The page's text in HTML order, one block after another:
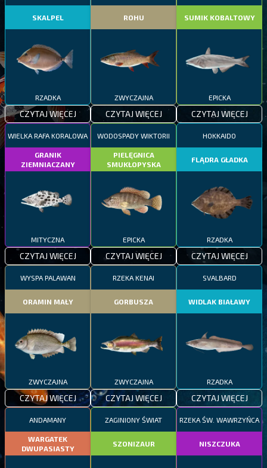
SKALPEL
RZADKA
CZYTAJ WIĘCEJ
ROHU
ZWYCZAJNA
CZYTAJ WIĘCEJ
SUMIK KOBALTOWY
EPICKA
CZYTAJ WIĘCEJ
WIELKA RAFA KORALOWA
GRANIK
ZIEMNIACZANY
MITYCZNA
CZYTAJ WIĘCEJ
WODOSPADY WIKTORII
PIELĘGNICA
SMUKŁOPYSKA
EPICKA
CZYTAJ WIĘCEJ
HOKKAIDO
FLĄDRA GŁADKA
RZADKA
CZYTAJ WIĘCEJ
WYSPA PALAWAN
ORAMIN MAŁY
ZWYCZAJNA
CZYTAJ WIĘCEJ
RZEKA KENAI
GORBUSZA
ZWYCZAJNA
CZYTAJ WIĘCEJ
SVALBARD
WIDLAK BIAŁAWY
RZADKA
CZYTAJ WIĘCEJ
ANDAMANY
WARGATEK
DWUPASIASTY
ZAGINIONY ŚWIAT
SZONIZAUR
RZEKA ŚW. WAWRZYŃCA
NISZCZUKA